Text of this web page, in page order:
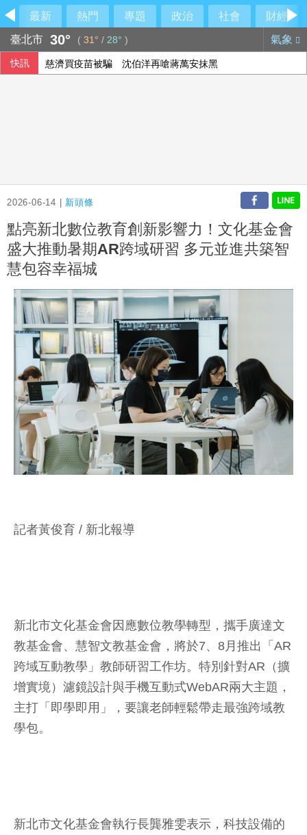
最新 熱門 專題 政治 社會
財經
臺北市 30° ( 31° / 28° ) 氣象
快訊 慈濟買疫苗被騙 沈伯洋再嗆蔣萬安抹黑
2026-06-14 | 新頭條
點亮新北數位教育創新影響力！文化基金會
盛大推動暑期AR跨域研習 多元並進共築智
慧包容幸福城
記者黃俊育 / 新北報導
新北市文化基金會因應數位教學轉型，攜手廣達文
教基金會、慧智文教基金會，將於7、8月推出「AR
跨域互動教學」教師研習工作坊。特別針對AR（擴
增實境）濾鏡設計與手機互動式WebAR兩大主題，
主打「即學即用」，要讓老師輕鬆帶走最強跨域教
學包。
新北市文化基金會執行長龔雅雯表示，科技設備的